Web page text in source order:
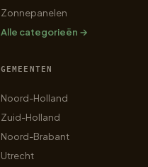
Zonnepanelen
Alle categorieën →
GEMEENTEN
Noord-Holland
Zuid-Holland
Noord-Brabant
Utrecht